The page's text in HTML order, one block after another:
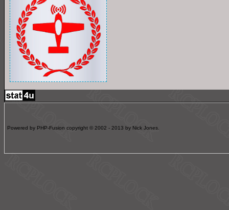
Powered by PHP-Fusion copyright © 2002 - 2013 by Nick Jones.